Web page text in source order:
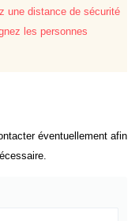
une distance de sécurité
les personnes
éventuellement afin